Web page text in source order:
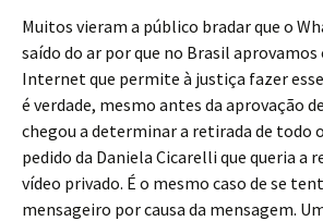
Muitos vieram a público bradar que o
saído do ar por que no Brasil aprovamos
Internet que permite à justiça fazer
é verdade, mesmo antes da aprovação
chegou a determinar a retirada de todo o
pedido da Daniela Cicarelli que queria a
vídeo privado. É o mesmo caso de se
mensageiro por causa da mensagem.